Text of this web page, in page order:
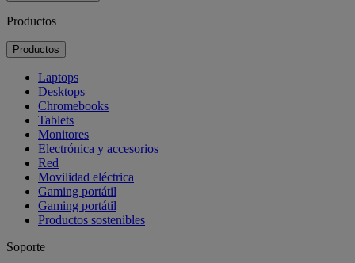
Productos
Productos
Laptops
Desktops
Chromebooks
Tablets
Monitores
Electrónica y accesorios
Red
Movilidad eléctrica
Gaming portátil
Gaming portátil
Productos sostenibles
Soporte